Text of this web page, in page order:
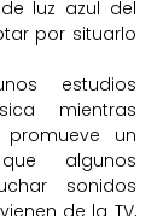
luz azul del
por situarlo
estudios
mientras
un
algunos
sonidos
de la TV,